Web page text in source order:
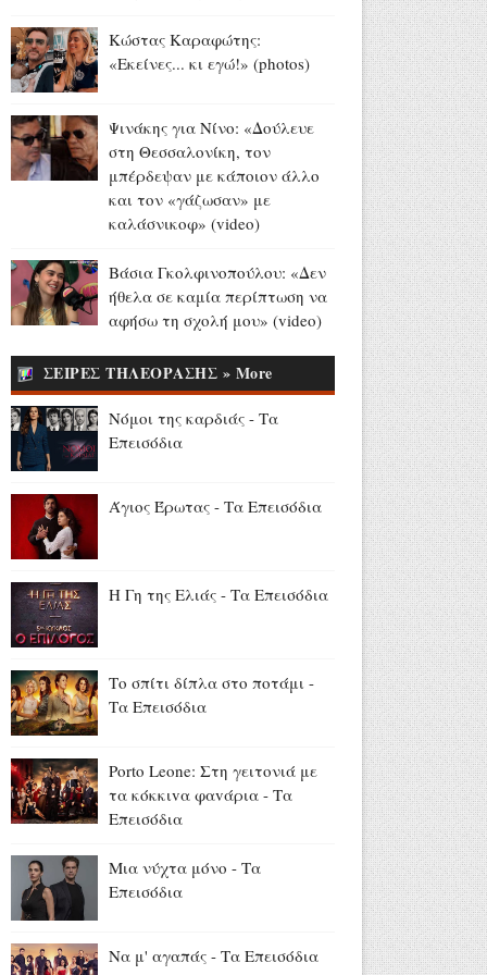
Αύγουστος 07, 2026
Παγκόσμιο Στίβου Κ20:
Ασημένιο μετάλλιο για την
μήκος (videos)
Αύγουστος 07, 2026
Madison Beer - Justin Herbert:
Το εντυπωσιακό δαχτυλίδι
αρραβώνων της
Αύγουστος 07, 2026
Όλιβερ Χάρντι: Σαν σήμερα
«Χοντρός» της μεγάλης
οθόνης (video+photo)
Αύγουστος 07, 2026
Δεκαπενταύγουστο και την
Αύγουστος 07, 2026
Χρήστο Ανθόπουλο: Η
περιπέτεια ξεκινά στο νέο
Αύγουστος 07, 2026
Mike: Τροχαίο για τον ράπερ -
για κάποιο χρονικό διάστημα»
Αύγουστος 07, 2026
Κώστας Καραφώτης:
«Εκείνες... κι εγώ!» (photos)
Ψινάκης για Νίνο: «Δούλευε
στη Θεσσαλονίκη, τον
μπέρδεψαν με κάποιον άλλο
και τον «γάζωσαν» με
καλάσνικοφ» (video)
Βάσια Γκολφινοπούλου: «Δεν
ήθελα σε καμία περίπτωση να
αφήσω τη σχολή μου» (video)
ΣΕΙΡΕΣ ΤΗΛΕΟΡΑΣΗΣ » More
Νόμοι της καρδιάς - Τα
Επεισόδια
Άγιος Έρωτας - Τα Επεισόδια
Η Γη της Ελιάς - Τα Επεισόδια
Το σπίτι δίπλα στο ποτάμι -
Τα Επεισόδια
Porto Leone: Στη γειτονιά με
τα κόκκιvα φαvάρια - Τα
Επεισόδια
Μια νύχτα μόνο - Τα
Επεισόδια
Να μ' αγαπάς - Τα Επεισόδια